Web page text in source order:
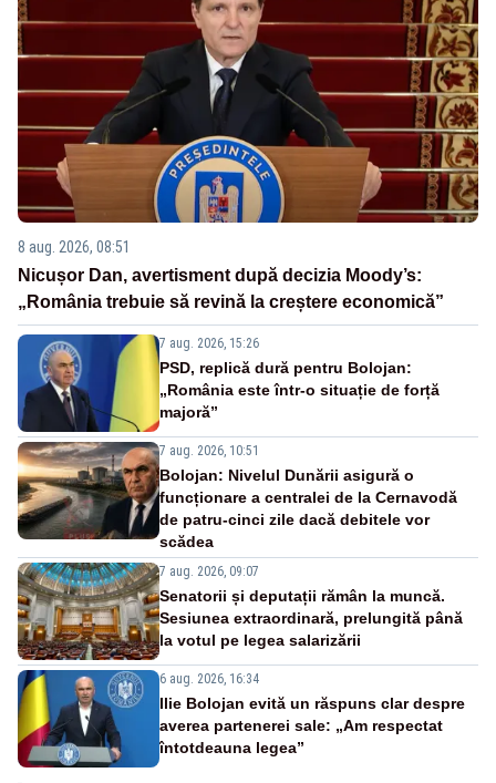
8 aug. 2026, 08:51
Nicușor Dan, avertisment după decizia Moody’s:
„România trebuie să revină la creștere economică”
7 aug. 2026, 15:26
PSD, replică dură pentru Bolojan:
„România este într-o situație de forță
majoră”
7 aug. 2026, 10:51
Bolojan: Nivelul Dunării asigură o
funcționare a centralei de la Cernavodă
de patru-cinci zile dacă debitele vor
scădea
7 aug. 2026, 09:07
Senatorii și deputații rămân la muncă.
Sesiunea extraordinară, prelungită până
la votul pe legea salarizării
6 aug. 2026, 16:34
Ilie Bolojan evită un răspuns clar despre
averea partenerei sale: „Am respectat
întotdeauna legea”